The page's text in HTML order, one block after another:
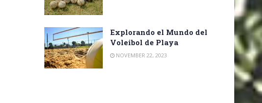
Explorando el Mundo del
Voleibol de Playa
NOVEMBER 22, 2023